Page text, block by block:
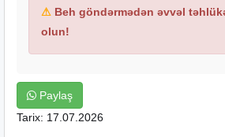
⚠ Beh göndərmədən əvvəl
olun!
Paylaş
Tarix: 17.07.2026